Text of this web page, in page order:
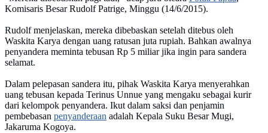
Komisaris Besar Rudolf Patrige, Minggu (14/6/2015).
Rudolf menjelaskan, mereka dibebaskan setelah ditebus oleh
Waskita Karya dengan uang ratusan juta rupiah. Bahkan awalnya
penyandera meminta tebusan Rp 5 miliar jika ingin para sandera
selamat.
Dalam pelepasan sandera itu, pihak Waskita Karya menyerahkan
uang tebusan kepada Terinus Unnue yang mengaku sebagai kurir
dari kelompok penyandera. Ikut dalam saksi dan penjamin
pembebasan penyanderaan adalah Kepala Suku Besar Mugi,
Jakaruma Kogoya.